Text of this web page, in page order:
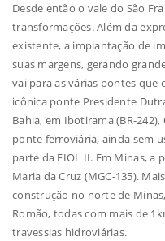
Desde então o vale do São
transformações. Além da
existente, a implantação de
suas margens, gerando
vai para as várias pontes que
icônica ponte Presidente
Bahia, em Ibotirama (BR-
ponte ferroviária, ainda sem
parte da FIOL II. Em Minas, a
Maria da Cruz (MGC-135).
construção no norte de
Romão, todas com mais de
travessias hidroviárias.